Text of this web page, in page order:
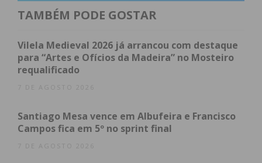
lazer, destinado às nossas crianças, a Junta de
Freguesia de Abragão tratará de agilizar a sua
recuperação com a brevidade possível”, rematou.
Imediato
Assine nossa newsletter por e-mail e
TAMBÉM PODE GOSTAR
Vilela Medieval 2026 já arrancou com destaque
para “Artes e Ofícios da Madeira” no Mosteiro
requalificado
7 DE AGOSTO 2026
Santiago Mesa vence em Albufeira e Francisco
Campos fica em 5º no sprint final
7 DE AGOSTO 2026